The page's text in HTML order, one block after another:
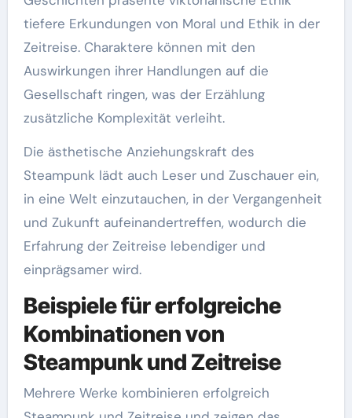
tiefere Erkundungen von Moral und Ethik in der
Zeitreise. Charaktere können mit den
Auswirkungen ihrer Handlungen auf die
Gesellschaft ringen, was der Erzählung
zusätzliche Komplexität verleiht.
Die ästhetische Anziehungskraft des
Steampunk lädt auch Leser und Zuschauer ein,
in eine Welt einzutauchen, in der Vergangenheit
und Zukunft aufeinandertreffen, wodurch die
Erfahrung der Zeitreise lebendiger und
einprägsamer wird.
Beispiele für erfolgreiche
Kombinationen von
Steampunk und Zeitreise
Mehrere Werke kombinieren erfolgreich